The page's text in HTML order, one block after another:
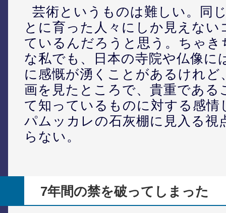
芸術というものは難しい。同
とに育った人々にしか見えない
ているんだろうと思う。ちゃき
な私でも、日本の寺院や仏像に
に感慨が湧くことがあるけれど
画を見たところで、貴重である
て知っているものに対する感情
パムッカレの石灰棚に見入る視
らない。
7年間の禁を破ってしまった